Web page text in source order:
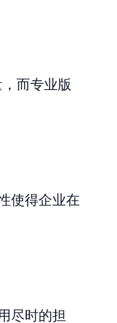
而专业版
使得企业在
尽时的担